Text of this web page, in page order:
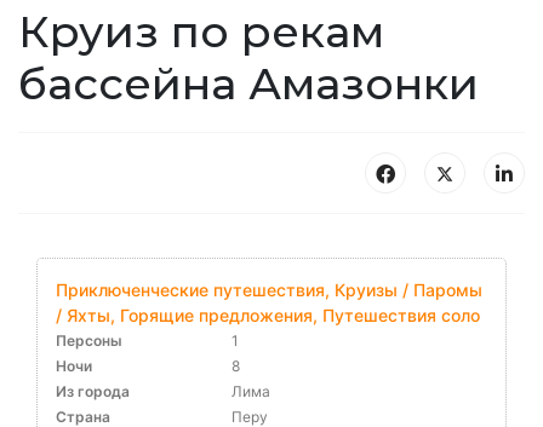
Круиз по рекам
бассейна Амазонки
Приключенческие путешествия, Круизы / Паромы
/ Яхты, Горящие предложения, Путешествия соло
Персоны
1
Ночи
8
Из города
Лима
Страна
Перу